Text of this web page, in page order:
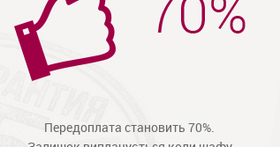
Передоплата становить 70%.